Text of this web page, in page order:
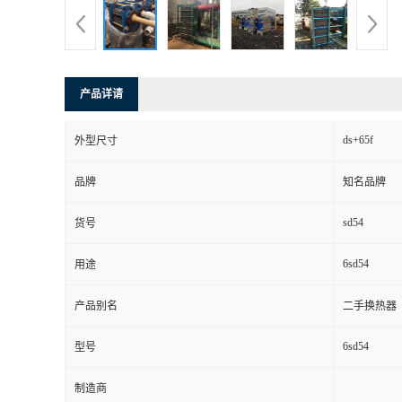
产品详请
外型尺寸 ds+65f
品牌 知名品牌
货号 sd54
用途 6sd54
产品别名 二手换热器
型号 6sd54
制造商